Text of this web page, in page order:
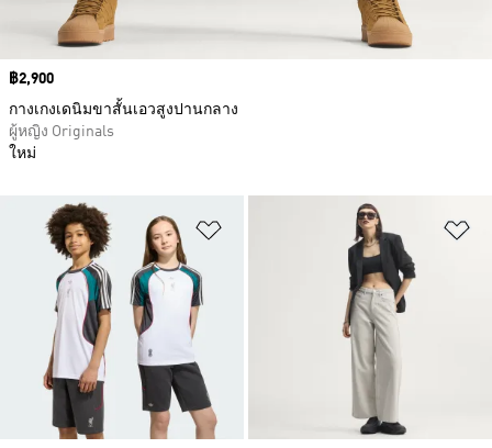
เพิ่มไปยังรายการสินค้าโปรด
Price
฿2,900
กางเกงเดนิมขาสั้นเอวสูงปานกลาง
ผู้หญิง Originals
ใหม่